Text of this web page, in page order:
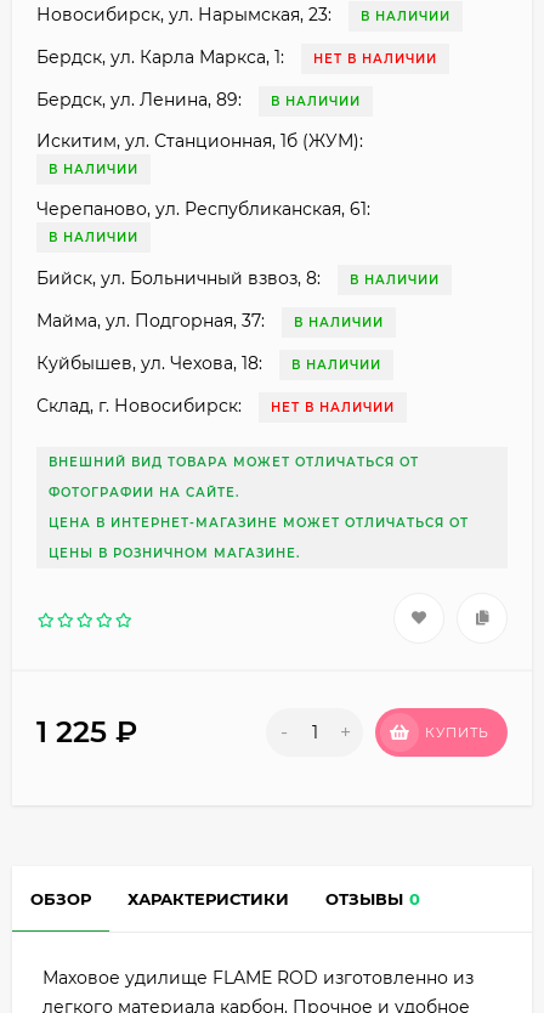
Новосибирск, ул. Нарымская, 23: В НАЛИЧИИ
Бердск, ул. Карла Маркса, 1: НЕТ В НАЛИЧИИ
Бердск, ул. Ленина, 89: В НАЛИЧИИ
Искитим, ул. Станционная, 1б (ЖУМ):
В НАЛИЧИИ
Черепаново, ул. Республиканская, 61:
В НАЛИЧИИ
Бийск, ул. Больничный взвоз, 8: В НАЛИЧИИ
Майма, ул. Подгорная, 37: В НАЛИЧИИ
Куйбышев, ул. Чехова, 18: В НАЛИЧИИ
Склад, г. Новосибирск: НЕТ В НАЛИЧИИ
ВНЕШНИЙ ВИД ТОВАРА МОЖЕТ ОТЛИЧАТЬСЯ ОТ
ФОТОГРАФИИ НА САЙТЕ.
ЦЕНА В ИНТЕРНЕТ-МАГАЗИНЕ МОЖЕТ ОТЛИЧАТЬСЯ ОТ
ЦЕНЫ В РОЗНИЧНОМ МАГАЗИНЕ.
1 225 ₽ - + КУПИТЬ
ОБЗОР ХАРАКТЕРИСТИКИ ОТЗЫВЫ 0
Маховое удилище FLAME ROD изготовленно из
легкого материала карбон. Прочное и удобное